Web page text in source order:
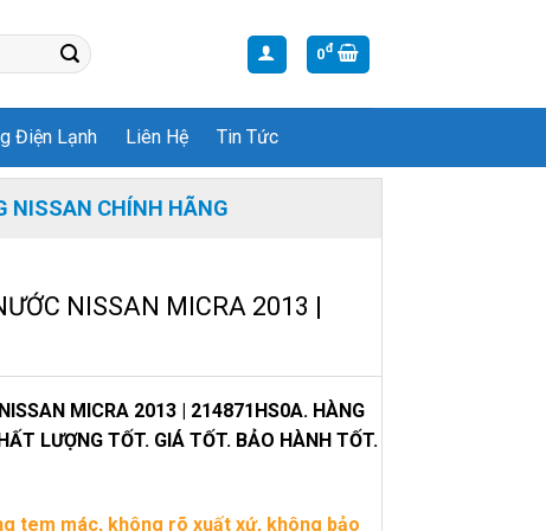
0đ
Điện Lạnh Liên Hệ Tin Tức
NISSAN CHÍNH HÃNG
NISSAN MICRA 2013 |
MICRA 2013 | 214871HS0A. HÀNG
LƯỢNG TỐT. GIÁ TỐT. BẢO HÀNH TỐT.
tem mác, không rõ xuất xứ, không bảo